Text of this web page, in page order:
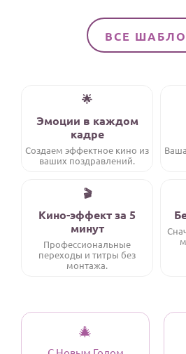
Детям
Все родственники
Пожелания
По именам
По годам
ВСЕ
🌟
Эмоции в каждом
кадре
Создаем эффектное кино из
ваших поздравлений.
🎬
Кино-эффект за 5
минут
Профессиональные
переходы и титры без
монтажа.
🎄